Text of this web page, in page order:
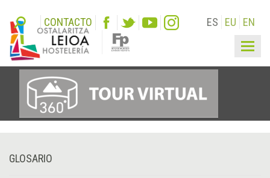
CONTACTO ES EU EN
GLOSARIO